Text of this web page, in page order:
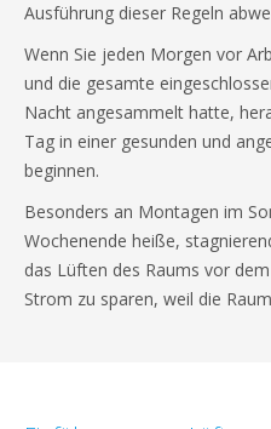
Ausführung dieser Regeln
Wenn Sie jeden Morgen vor
und die gesamte
Nacht angesammelt hatte,
Tag in einer gesunden und
beginnen.
Besonders an Montagen im
Wochenende heiße,
das Lüften des Raums vor
Strom zu sparen, weil die